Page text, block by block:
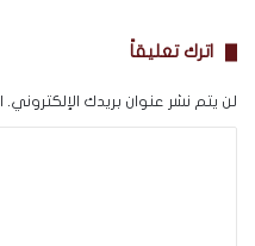
اترك تعليقاً
لن يتم نشر عنوان بريدك الإلكتروني.